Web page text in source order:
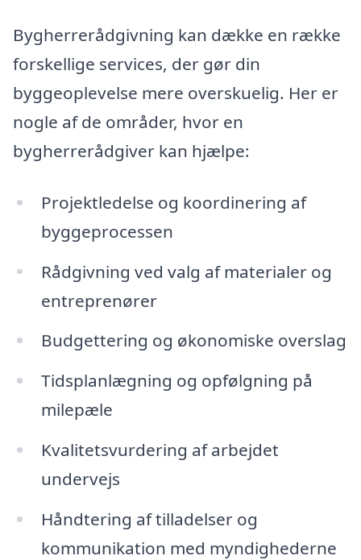
Bygherrerådgivning kan dække en række
forskellige services, der gør din
byggeoplevelse mere overskuelig. Her er
nogle af de områder, hvor en
bygherrerådgiver kan hjælpe:
Projektledelse og koordinering af
byggeprocessen
Rådgivning ved valg af materialer og
entreprenører
Budgettering og økonomiske overslag
Tidsplanlægning og opfølgning på
milepæle
Kvalitetsvurdering af arbejdet
undervejs
Håndtering af tilladelser og
kommunikation med myndighederne